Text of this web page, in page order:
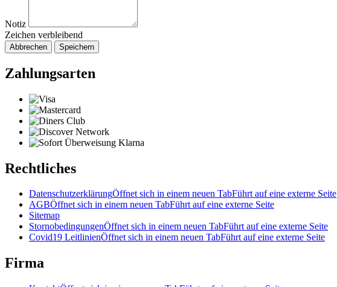
Notiz
Zeichen verbleibend
Abbrechen Speichern
Zahlungsarten
Rechtliches
DatenschutzerklärungÖffnet sich in einem neuen TabFührt auf eine externe Seite
AGBÖffnet sich in einem neuen TabFührt auf eine externe Seite
Sitemap
StornobedingungenÖffnet sich in einem neuen TabFührt auf eine externe Seite
Covid19 LeitlinienÖffnet sich in einem neuen TabFührt auf eine externe Seite
Firma